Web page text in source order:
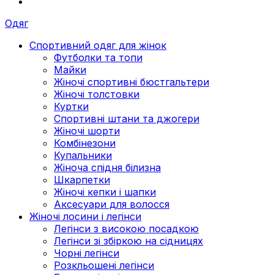
Одяг
Спортивний одяг для жінок
Футболки та топи
Майки
Жіночі спортивні бюстгальтери
Жіночі толстовки
Куртки
Спортивні штани та джогери
Жіночі шорти
Комбінезони
Купальники
Жіноча спідня білизна
Шкарпетки
Жіночі кепки і шапки
Аксесуари для волосся
Жіночі лосини і легінси
Легінси з високою посадкою
Легінси зі збіркою на сідницях
Чорні легінси
Розкльошені легінси